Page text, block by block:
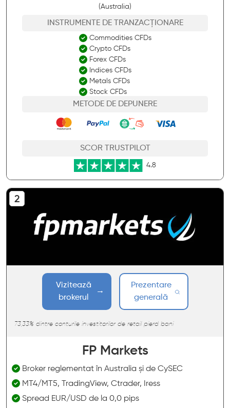
(Australia)
INSTRUMENTE DE TRANZACȚIONARE
Commodities CFDs
Crypto CFDs
Forex CFDs
Indices CFDs
Metals CFDs
Stock CFDs
METODE DE DEPUNERE
SCOR TRUSTPILOT
4.8
Vizitează
brokerul
Prezentare
generală
73,33% dintre conturile investitorilor de retail pierd bani
FP Markets
Broker reglementat în Australia și de CySEC
MT4/MT5, TradingView, Ctrader, Iress
Spread EUR/USD de la 0,0 pips